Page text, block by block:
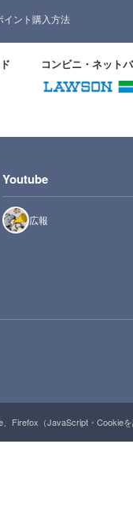
イント購入方法
コンビニ・ネット
Youtube
広報
Firefox（JavaScript・Cookie